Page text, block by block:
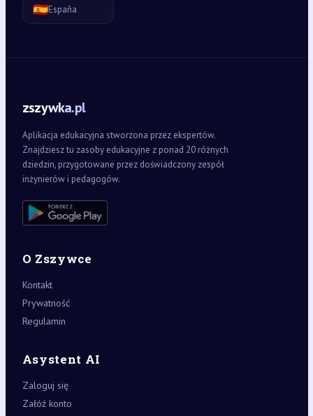
🇪🇸España
zszywka.pl
Aplikacja edukacyjna stworzona przez ekspertów.
Znajdziesz tu zasoby edukacyjne z ponad 20 różnych
dziedzin, przygotowane przez doświadczony zespół
inżynierów i pedagogów.
O Zszywce
Kontakt
Prywatność
Regulamin
Asystent AI
Zaloguj się
Załóż konto